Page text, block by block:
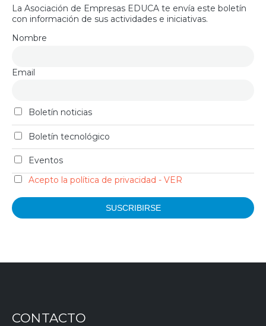
La Asociación de Empresas EDUCA te envía este boletín
con información de sus actividades e iniciativas.
Nombre
Email
Boletín noticias
Boletín tecnológico
Eventos
Acepto la política de privacidad - VER
CONTACTO